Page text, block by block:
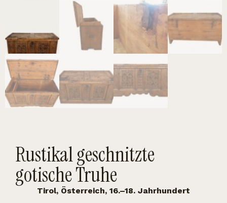
Rustikal geschnitzte
gotische Truhe
Tirol, Österreich, 16.–18. Jahrhundert